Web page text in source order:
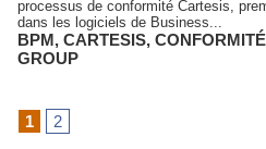
processus de conformité Cartesis,
dans les logiciels de Business...
BPM, CARTESIS, CONFORMITÉ
GROUP
1 2